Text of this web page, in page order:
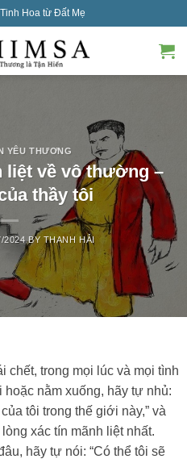
Hoa từ Đất Mẹ
YÊU THƯƠNG
liệt về vô thường –
thầy tôi
2024 BY THANH HẢI
chết, trong mọi lúc và mọi tình
nằm xuống, hãy tự nhủ:
tôi trong thế giới này,” và
xác tín mãnh liệt nhất.
hãy tự nói: “Có thể tôi sẽ